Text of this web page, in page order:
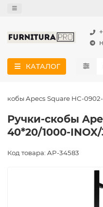
КАТАЛОГ
скобы Apecs Square HC-
Ручки-скобы
40*20/1000-
Код товара: AP-34583